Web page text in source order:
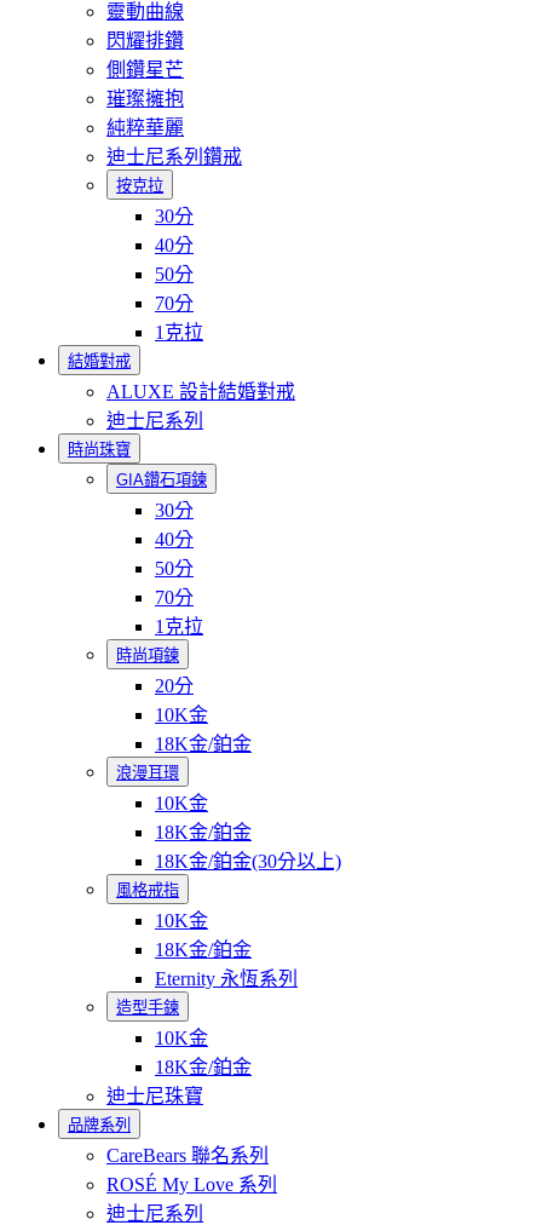
靈動曲線
閃耀排鑽
側鑽星芒
璀璨擁抱
純粹華麗
迪士尼系列鑽戒
按克拉
30分
40分
50分
70分
1克拉
結婚對戒
ALUXE 設計結婚對戒
迪士尼系列
時尚珠寶
GIA鑽石項鍊
30分
40分
50分
70分
1克拉
時尚項鍊
20分
10K金
18K金/鉑金
浪漫耳環
10K金
18K金/鉑金
18K金/鉑金(30分以上)
風格戒指
10K金
18K金/鉑金
Eternity 永恆系列
造型手鍊
10K金
18K金/鉑金
迪士尼珠寶
品牌系列
CareBears 聯名系列
ROSÉ My Love 系列
迪士尼系列